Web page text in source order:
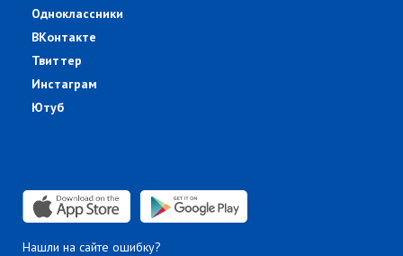
Одноклассники
ВКонтакте
Твиттер
Инстаграм
Ютуб
Нашли на сайте ошибку?